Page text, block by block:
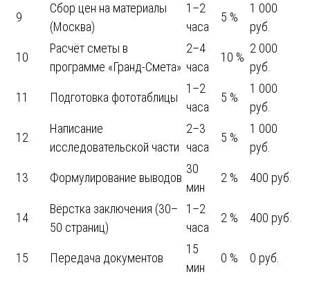
9
Сбор цен на материалы
(Москва)
1–2
часа
5 %
1 000
руб.
10
Расчёт сметы в
программе «Гранд-Смета»
2–4
часа
10 %
2 000
руб.
11 Подготовка фототаблицы
1–2
часа
5 %
1 000
руб.
12
Написание
исследовательской части
2–3
часа
5 %
1 000
руб.
13 Формулирование выводов
30
мин
2 % 400 руб.
14
Вёрстка заключения (30–
50 страниц)
1–2
часа
2 % 400 руб.
15 Передача документов
15
мин
0 % 0 руб.